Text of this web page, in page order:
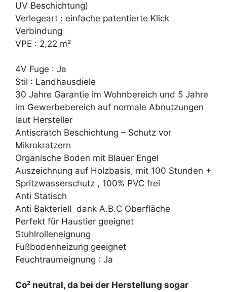
UV Beschichtung)
Verlegeart : einfache patentierte Klick
Verbindung
VPE : 2,22 m²
4V Fuge : Ja
Stil : Landhausdiele
30 Jahre Garantie im Wohnbereich und 5 Jahre
im Gewerbebereich auf normale Abnutzungen
laut Hersteller
Antiscratch Beschichtung – Schutz vor
Mikrokratzern
Organische Boden mit Blauer Engel
Auszeichnung auf Holzbasis, mit 100 Stunden +
Spritzwasserschutz , 100% PVC frei
Anti Statisch
Anti Bakteriell dank A.B.C Oberfläche
Perfekt für Haustier geeignet
Stuhlrolleneignung
Fußbodenheizung geeignet
Feuchtraumeignung : Ja
Co² neutral, da bei der Herstellung sogar